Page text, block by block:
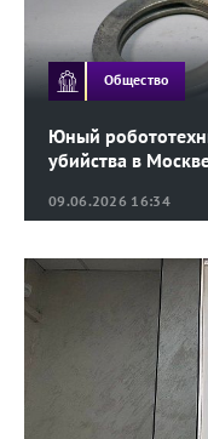
09.06.2026 16:34
Юный
убийства в
Общество